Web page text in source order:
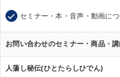
セミナー・本・音声・動画に
お問い合わせのセミナー・商品・
人蕩し秘伝(ひとたらしひでん)